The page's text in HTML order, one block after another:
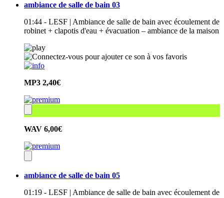
ambiance de salle de bain 03
01:44 - LESF | Ambiance de salle de bain avec écoulement de
robinet + clapotis d'eau + évacuation – ambiance de la maison
MP3 2,40€
WAV 6,00€
ambiance de salle de bain 05
01:19 - LESF | Ambiance de salle de bain avec écoulement de